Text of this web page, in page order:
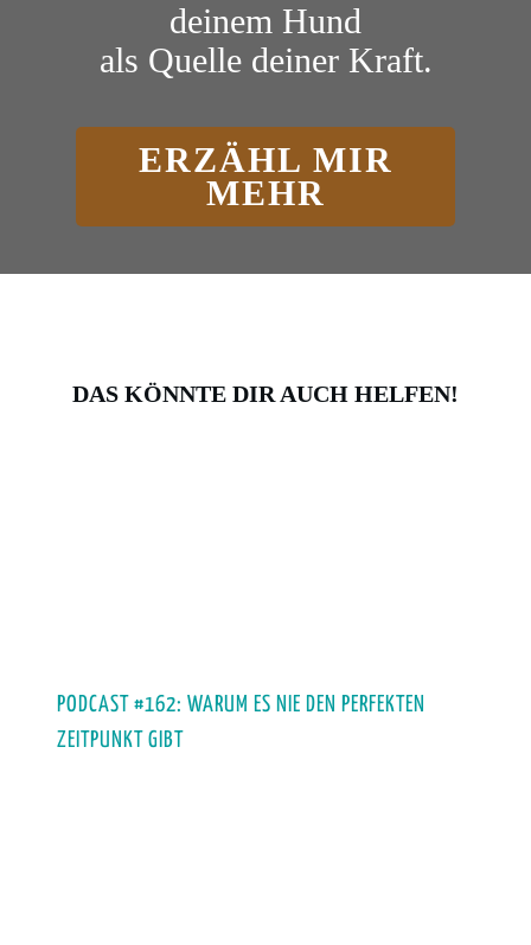
deinem Hund
als Quelle deiner Kraft.
ERZÄHL MIR
MEHR
DAS KÖNNTE DIR AUCH HELFEN!
PODCAST #162: WARUM ES NIE DEN PERFEKTEN
ZEITPUNKT GIBT